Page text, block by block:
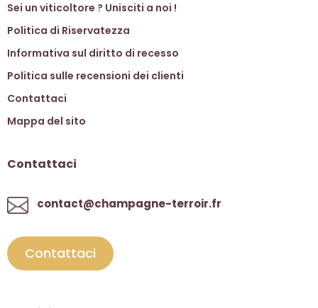
Sei un viticoltore ? Unisciti a noi !
Politica di Riservatezza
Informativa sul diritto di recesso
Politica sulle recensioni dei clienti
Contattaci
Mappa del sito
Contattaci
contact@champagne-terroir.fr
Contattaci